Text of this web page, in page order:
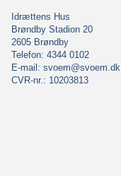
Idrættens Hus
Brøndby Stadion 20
2605 Brøndby
Telefon: 4344 0102
E-mail: svoem@svoem.dk
CVR-nr.: 10203813